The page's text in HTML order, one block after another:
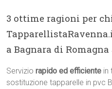
3 ottime ragioni per
a Bagnara di
Serviziorapido ed efficiente in
sostituzione tapparelle in pvc